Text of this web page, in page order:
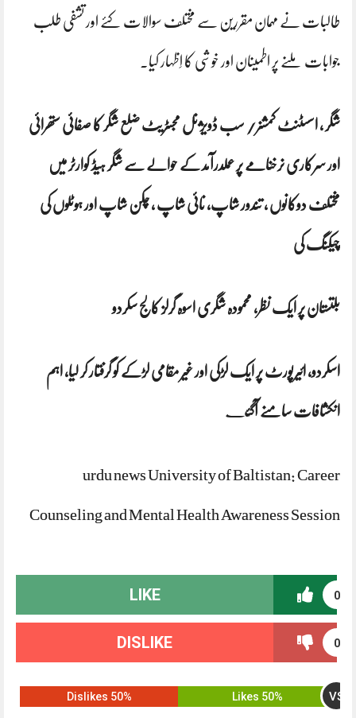
طالبات نے مہمان مقررین سے مختلف سوالات کئے اور تشفی طلب
جوابات ملنے پر اطمینان اور خوشی کا اِظہار کیا۔
شگر ، اسسٹنٹ کمشنر/ سب ڈویژنل مجسٹریٹ ضلع شگر کا صفائی ستھرائی
اور سرکاری نرخنامے پر عملدرآمد کے حوالے سے شگر ہیڈ کوارٹر میں
مختلف دوکانوں ، تندور شاپ، نائی شاپ ، چکن شاپ اور ہوٹلوں کی
چیکنگ کی
بلتستان پر ایک نظر، محمودہ شگری اسوہ گرلز کالج سکردو
اسکردو، ائیرپورٹ پر ایک لڑکی اور غیر مقامی لڑکے کو گرفتار کر لیا، اہم
انکشافات سامنے آگئے
urdu news University of Baltistan: Career
Counseling and Mental Health Awareness Session
0
LIKE
0
DISLIKE
50% Likes VS
50% Dislikes